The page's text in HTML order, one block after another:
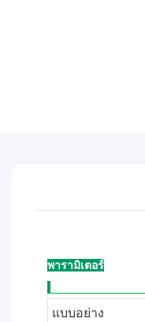
พารามิเตอร์
แบบอย่าง